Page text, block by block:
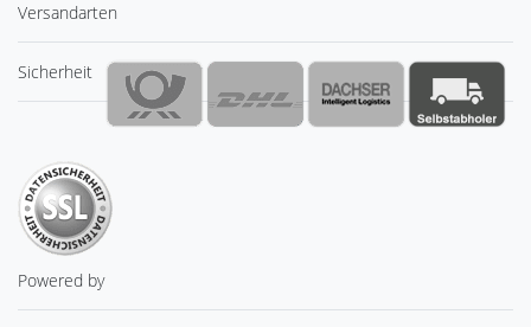
Versandarten
Sicherheit
Powered by